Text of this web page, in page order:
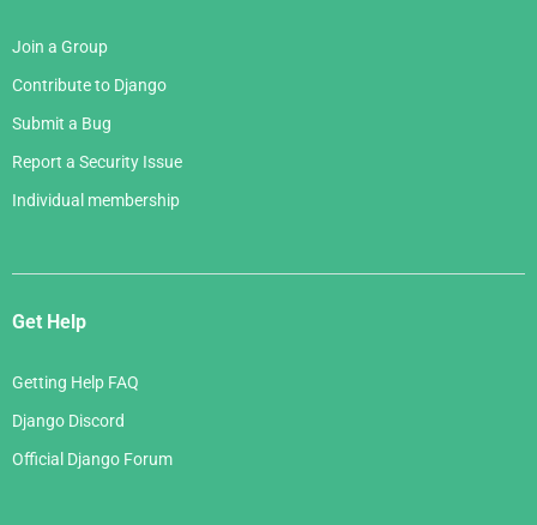
Join a Group
Contribute to Django
Submit a Bug
Report a Security Issue
Individual membership
Get Help
Getting Help FAQ
Django Discord
Official Django Forum